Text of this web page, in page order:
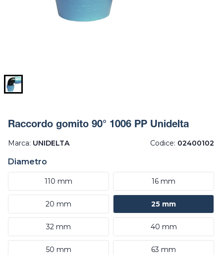
Raccordo gomito 90° 1006 PP Unidelta
Marca: UNIDELTA Codice: 02400102
Diametro
110 mm 16 mm
20 mm 25 mm
32 mm 40 mm
50 mm 63 mm